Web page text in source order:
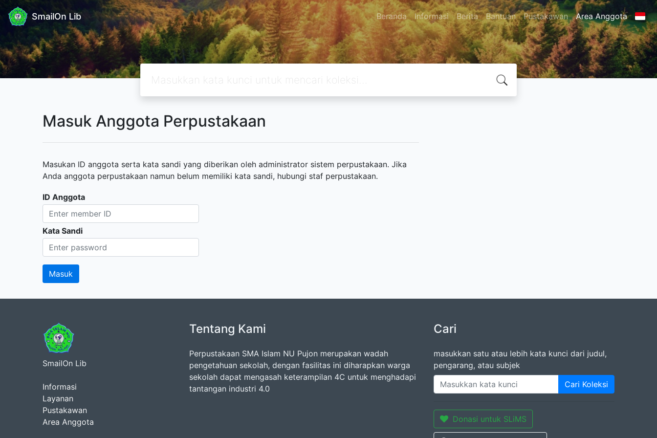
SmailOn Lib Beranda Informasi Berita Bantuan Pustakawan Area Anggota
Masuk Anggota Perpustakaan
Masukan ID anggota serta kata sandi yang diberikan oleh administrator sistem perpustakaan. Jika
Anda anggota perpustakaan namun belum memiliki kata sandi, hubungi staf perpustakaan.
ID Anggota
Kata Sandi
SmailOn Lib
Informasi
Layanan
Pustakawan
Area Anggota
Tentang Kami
Perpustakaan SMA Islam NU Pujon merupakan wadah
pengetahuan sekolah, dengan fasilitas ini diharapkan warga
sekolah dapat mengasah keterampilan 4C untuk menghadapi
tantangan industri 4.0
Cari
masukkan satu atau lebih kata kunci dari judul,
pengarang, atau subjek
Cari Koleksi
Donasi untuk SLiMS